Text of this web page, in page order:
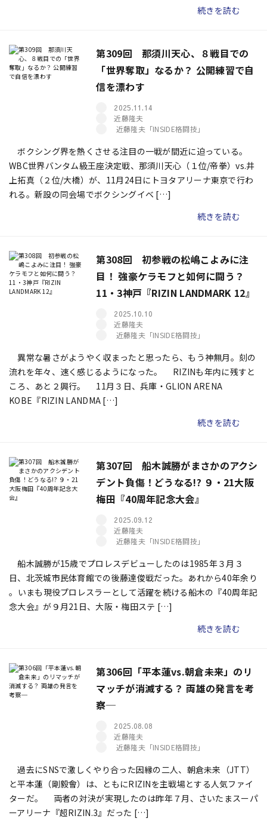
続きを読む
第309回 那須川天心、８戦目での
「世界奪取」なるか？ 公開練習で自
信を漂わす
2025.11.14
近藤隆夫
近藤隆夫「INSIDE格闘技」
ボクシング界を熱くさせる注目の一戦が間近に迫っている。
WBC世界バンタム級王座決定戦、那須川天心（１位/帝拳）vs.井
上拓真（２位/大橋）が、11月24日にトヨタアリーナ東京で行わ
れる。新設の同会場でボクシングイベ […]
続きを読む
第308回 初参戦の松嶋こよみに注
目！ 強豪ケラモフと如何に闘う？
11・3神戸『RIZIN LANDMARK 12』
2025.10.10
近藤隆夫
近藤隆夫「INSIDE格闘技」
異常な暑さがようやく収まったと思ったら、もう神無月。刻の
流れを年々、速く感じるようになった。 RIZINも年内に残すと
ころ、あと２興行。 11月３日、兵庫・GLION ARENA
KOBE『RIZIN LANDMA […]
続きを読む
第307回 船木誠勝がまさかのアクシ
デント負傷！どうなる!? ９・21大阪
梅田『40周年記念大会』
2025.09.12
近藤隆夫
近藤隆夫「INSIDE格闘技」
船木誠勝が15歳でプロレスデビューしたのは1985年３月３
日、北茨城市民体育館での後藤達俊戦だった。あれから40年余り
――。いまも現役プロレスラーとして活躍を続ける船木の『40周年記
念大会』が９月21日、大阪・梅田ステ […]
続きを読む
第306回「平本蓮vs.朝倉未来」のリ
マッチが消滅する？ 両雄の発言を考
察─
2025.08.08
近藤隆夫
近藤隆夫「INSIDE格闘技」
過去にSNSで激しくやり合った因縁の二人、朝倉未来（JTT）
と平本蓮（剛毅會）は、ともにRIZINを主戦場とする人気ファイ
ターだ。 両者の対決が実現したのは昨年７月、さいたまスーパ
ーアリーナ『超RIZIN.3』だった […]